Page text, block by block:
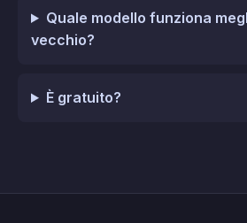
Quale modello funziona
vecchio?
È gratuito?